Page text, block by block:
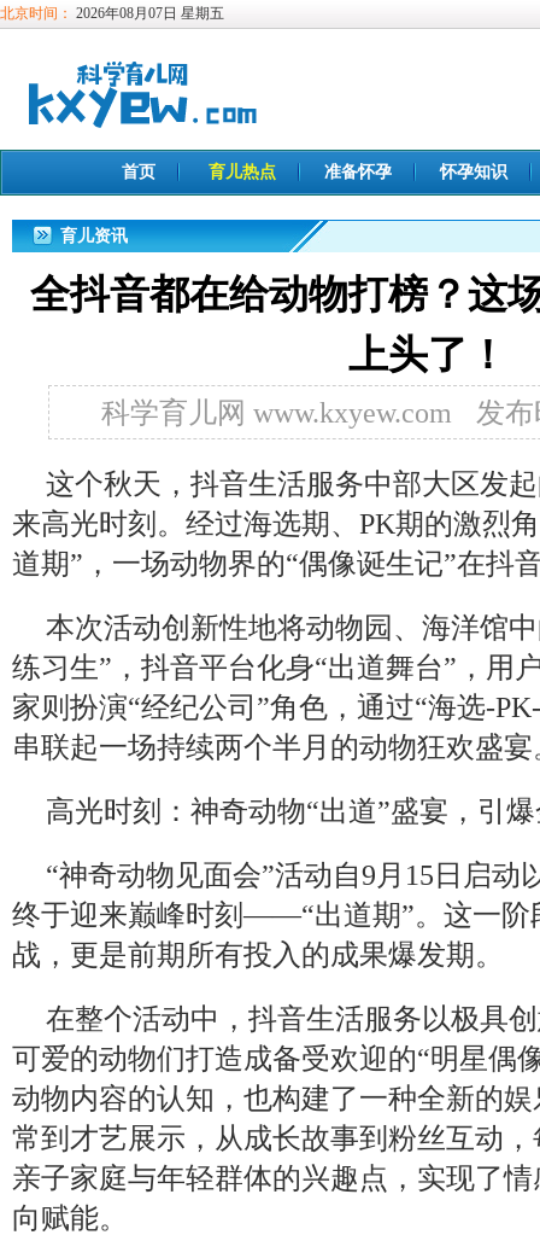
北京时间： 2026年08月07日 星期五
首页 育儿热点 准备怀孕 怀孕知识
育儿资讯
全抖音都在给动物打榜？这
上头了！
科学育儿网 www.kxyew.com 发布
这个秋天，抖音生活服务中部大区发
来高光时刻。经过海选期、PK期的激烈
道期”，一场动物界的“偶像诞生记”在抖
本次活动创新性地将动物园、海洋馆
练习生”，抖音平台化身“出道舞台”，用
家则扮演“经纪公司”角色，通过“海选-
串联起一场持续两个半月的动物狂欢盛宴
高光时刻：神奇动物“出道”盛宴，引
“神奇动物见面会”活动自9月15日启动
终于迎来巅峰时刻——“出道期”。这一阶
战，更是前期所有投入的成果爆发期。
在整个活动中，抖音生活服务以极具
可爱的动物们打造成备受欢迎的“明星偶
动物内容的认知，也构建了一种全新的
常到才艺展示，从成长故事到粉丝互动
亲子家庭与年轻群体的兴趣点，实现了
向赋能。